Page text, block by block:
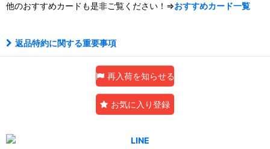
他のおすすめカードも是非ご覧ください！⇒おすすめカード一覧
返品特約に関する重要事項
再入荷を知らせる
お気に入り登録